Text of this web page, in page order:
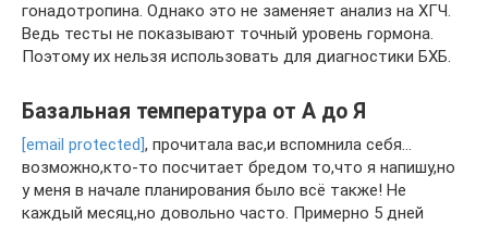
гонадотропина. Однако это не заменяет анализ на ХГЧ.
Ведь тесты не показывают точный уровень гормона.
Поэтому их нельзя использовать для диагностики БХБ.
Базальная температура от А до Я
[email protected], прочитала вас,и вспомнила себя…
возможно,кто-то посчитает бредом то,что я напишу,но
у меня в начале планирования было всё также! Не
каждый месяц,но довольно часто. Примерно 5 дней